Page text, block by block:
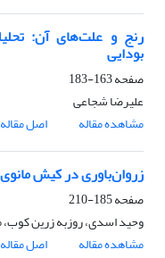
رنج و علت‌های آن:
بودایی
صفحه163-183
علیرضا شجاعی
مشاهده مقاله
اصل مقاله
زروان‌باوری در کیش مانوی
صفحه185-210
وحید اسدی، روزبه زرین
مشاهده مقاله
اصل مقاله